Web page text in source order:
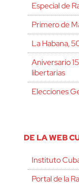
Especial de
Primero de
La Habana,
Aniversario
libertarias
Elecciones
DE LA WEB
Instituto
Portal de la